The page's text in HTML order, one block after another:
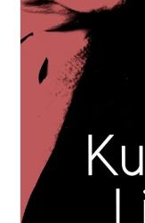
König
Sein.
Es
Der
Löwe
Frisst,
Wenn